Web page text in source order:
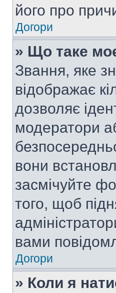
його про
Догори
» Що таке
Звання, яке
відображає
дозволяє
модератори
вони
засмічуйте
того, щоб
вами
Догори
» Коли я